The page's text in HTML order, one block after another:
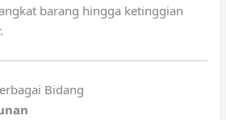
barang hingga ketinggian
Bidang